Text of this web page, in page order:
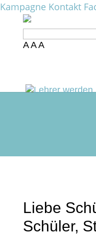
Kampagne Kontakt
A A A
Liebe
Schüler,